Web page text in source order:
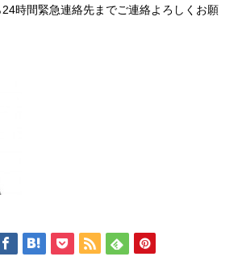
時間緊急連絡先までご連絡よろしくお願